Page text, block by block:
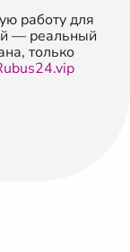
работу для
— реальный
только